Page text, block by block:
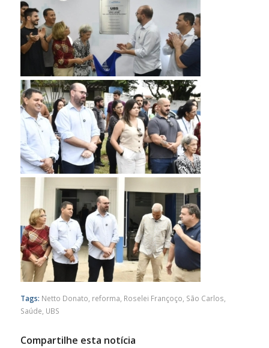
Tags: Netto Donato, reforma, Roselei Françoço, São Carlos,
Saúde, UBS
Compartilhe esta notícia